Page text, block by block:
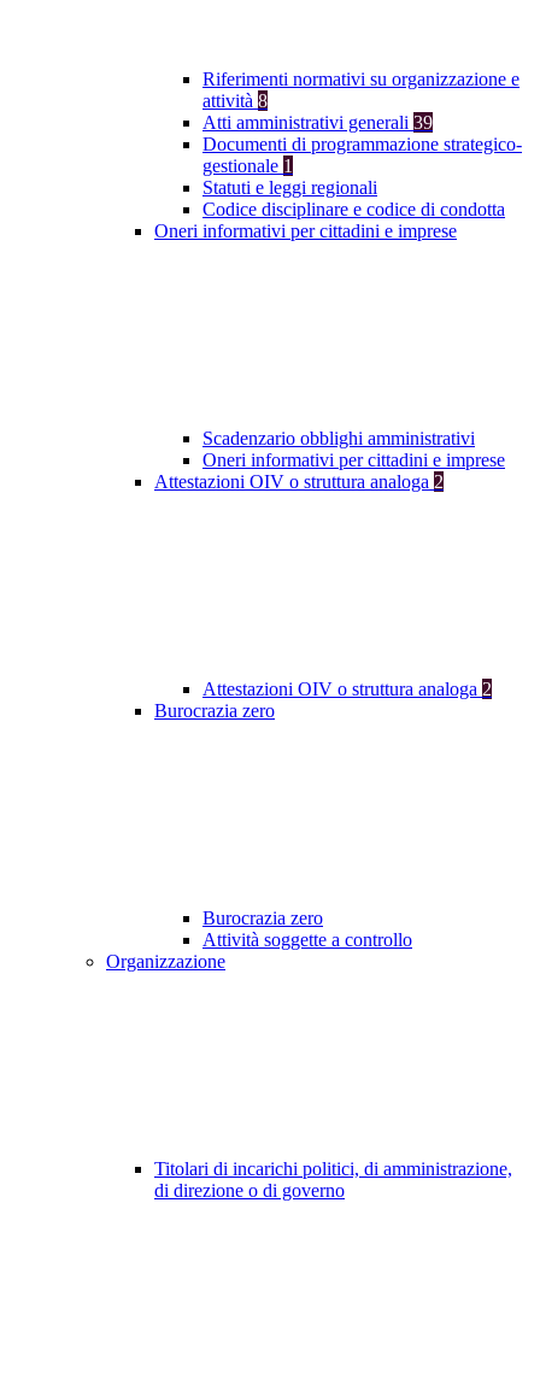
Riferimenti normativi su organizzazione e
attività 8
Atti amministrativi generali 39
Documenti di programmazione strategico-
gestionale 1
Statuti e leggi regionali
Codice disciplinare e codice di condotta
Oneri informativi per cittadini e imprese
Scadenzario obblighi amministrativi
Oneri informativi per cittadini e imprese
Attestazioni OIV o struttura analoga 2
Attestazioni OIV o struttura analoga 2
Burocrazia zero
Burocrazia zero
Attività soggette a controllo
Organizzazione
Titolari di incarichi politici, di amministrazione,
di direzione o di governo